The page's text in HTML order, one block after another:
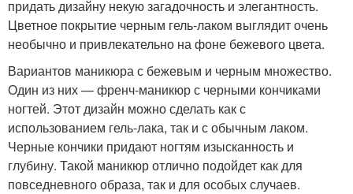
придать дизайну некую загадочность и элегантность.
Цветное покрытие черным гель-лаком выглядит очень
необычно и привлекательно на фоне бежевого цвета.
Вариантов маникюра с бежевым и черным множество.
Один из них — френч-маникюр с черными кончиками
ногтей. Этот дизайн можно сделать как с
использованием гель-лака, так и с обычным лаком.
Черные кончики придают ногтям изысканность и
глубину. Такой маникюр отлично подойдет как для
повседневного образа, так и для особых случаев.